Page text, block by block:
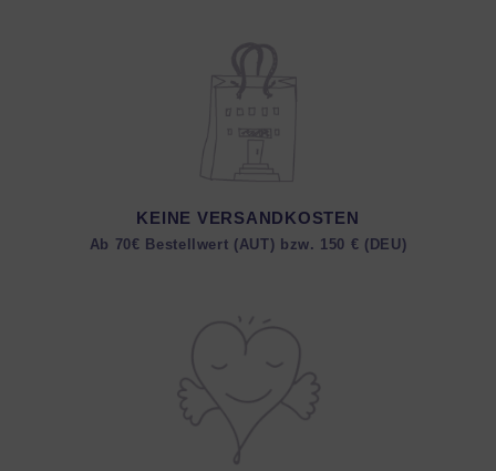
KEINE VERSANDKOSTEN
Ab 70€ Bestellwert (AUT) bzw. 150 € (DEU)